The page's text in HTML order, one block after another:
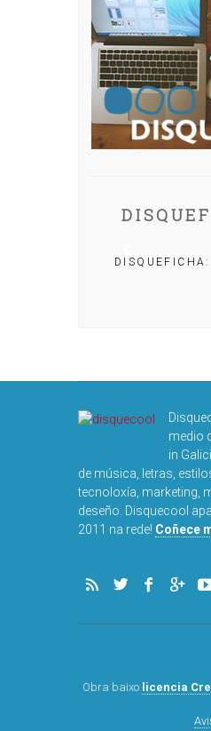
medio
in
de música, letras,
tecnoloxía, marketing,
deseño. Disquecool
2011 na rede! Coñece
Obra baixo licencia